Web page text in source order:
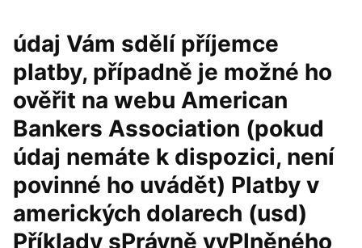
údaj Vám sdělí příjemce
platby, případně je možné ho
ověřit na webu American
Bankers Association (pokud
údaj nemáte k dispozici, není
povinné ho uvádět) Platby v
amerických dolarech (usd)
Příklady sPrávně vyPlněného